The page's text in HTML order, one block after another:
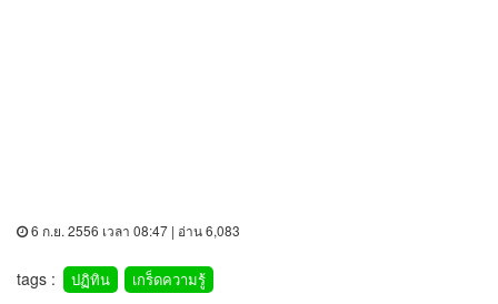
6 ก.ย. 2556 เวลา 08:47 | อ่าน 6,083
tags : ปฏิทิน เกร็ดความรู้